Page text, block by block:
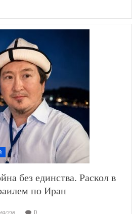
без единства. Раскол в
по Иран
0